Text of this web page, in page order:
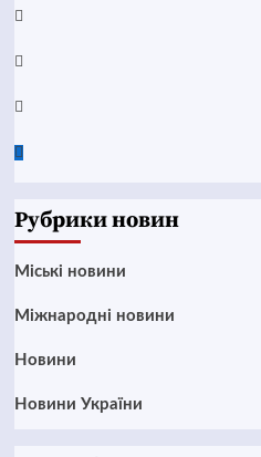
Telegram
Instagram
Twitter
Google
Рубрики новин
Mіські новини
Міжнародні новини
Новини
Новини України